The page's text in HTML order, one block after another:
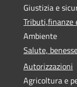
Giustizia e
Tributi,finanze
Ambiente
Salute,
Autorizzazioni
Agricoltura e